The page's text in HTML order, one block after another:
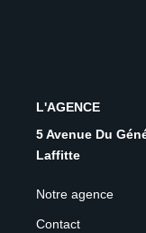
L'AGENCE
5 Avenue Du
Laffitte
Notre agence
Contact